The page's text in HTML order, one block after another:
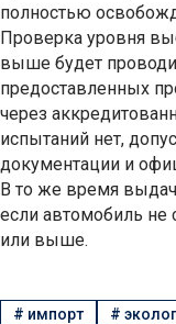
полностью
Проверка уровня
выше будет
предоставленных
через
испытаний нет,
документации и
В то же время
если автомобиль не
или выше.
# импорт #